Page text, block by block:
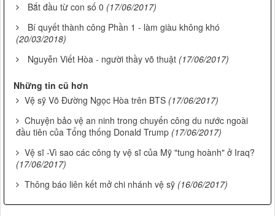
Bắt đầu từ con số 0 (17/06/2017)
Bí quyết thành công Phần 1 - làm giàu không khó
(20/03/2018)
Nguyễn Viết Hòa - người thầy võ thuật (17/06/2017)
Những tin cũ hơn
Vệ sỹ Võ Đường Ngọc Hòa trên BTS (17/06/2017)
Chuyện bảo vệ an ninh trong chuyến công du nước ngoài
đầu tiên của Tổng thống Donald Trump (17/06/2017)
Vệ sĩ -Vì sao các công ty vệ sĩ của Mỹ "tung hoành" ở Iraq?
(17/06/2017)
Thông báo liên kết mở chi nhánh vệ sỹ (16/06/2017)